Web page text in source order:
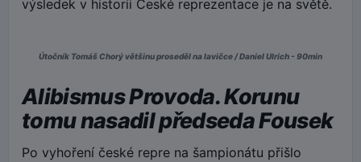
výsledek v historii České reprezentace je na světě.
Útočník Tomáš Chorý většinu proseděl na lavičce / Daniel Ulrich - 90min
Alibismus Provoda. Korunu
tomu nasadil předseda Fousek
Po vyhoření české repre na šampionátu přišlo